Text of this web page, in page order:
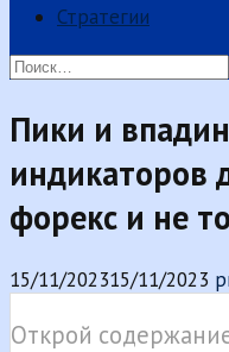
Стратегии
Найти:
Пики и
индикаторов
форекс и не
15/11/202315/11/2023
Открой